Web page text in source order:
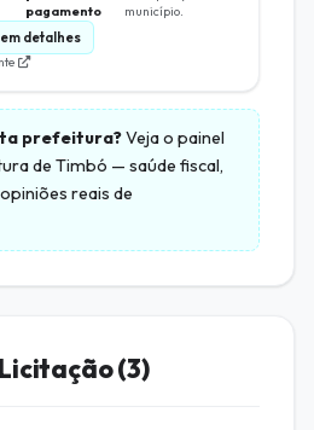
pagamento
município.
detalhes
prefeitura?Veja o painel
de Timbó — saúde fiscal,
reais de
(3)